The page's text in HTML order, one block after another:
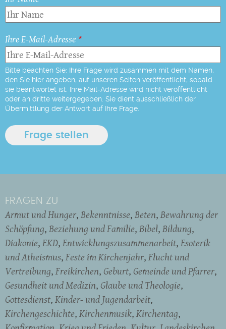
Ihre E-Mail-Adresse
Bitte beachten Sie: Ihre Frage wird zusammen mit dem Namen,
den Sie hier angeben, auf unseren Seiten veröffentlicht, sobald
sie beantwortet ist. Ihre Mail-Adresse wird nicht veröffentlicht
oder an dritte weitergegeben. Sie dient ausschließlich der
Übermittlung der Antwort auf Ihre Frage.
FRAGEN ZU
Armut und Hunger Bekenntnisse Beten Bewahrung der
Schöpfung Beziehung und Familie Bibel Bildung
Diakonie EKD Entwicklungszusammenarbeit Esoterik
und Atheismus Feste im Kirchenjahr Flucht und
Vertreibung Freikirchen Geburt Gemeinde und Pfarrer
Gesundheit und Medizin Glaube und Theologie
Gottesdienst Kinder- und Jugendarbeit
Kirchengeschichte Kirchenmusik Kirchentag